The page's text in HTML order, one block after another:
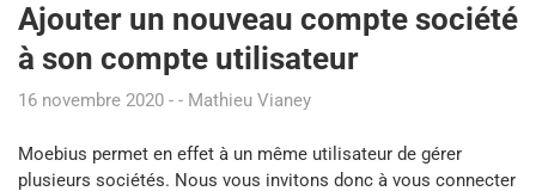
Ajouter un nouveau compte société
à son compte utilisateur
16 novembre 2020 Mathieu Vianey
Moebius permet en effet à un même utilisateur de gérer
plusieurs sociétés. Nous vous invitons donc à vous connecter